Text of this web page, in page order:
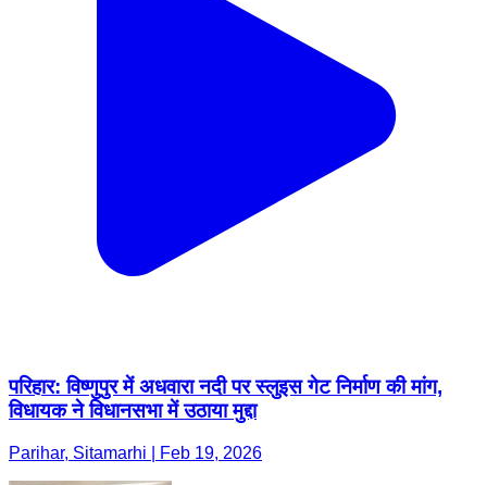
परिहार: विष्णुपुर में अधवारा नदी पर स्लुइस गेट निर्माण की मांग,
विधायक ने विधानसभा में उठाया मुद्दा
Parihar, Sitamarhi | Feb 19, 2026